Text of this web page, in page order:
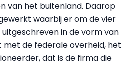
van het buitenland. Daarop
waarbij er om de vier
in de vorm van
de federale overheid, het
dat is de firma die